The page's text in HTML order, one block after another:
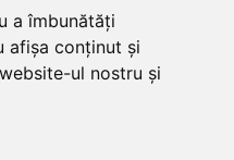
a îmbunătăți
afișa conținut și
ul nostru și
soare Oakley
soare Alpina